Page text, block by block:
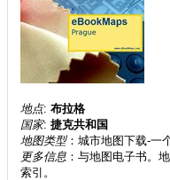
地点:布拉格
国家:捷克共和国
地图类型：城市地图下载-一
更多信息 ：与地图电子书。
索引。